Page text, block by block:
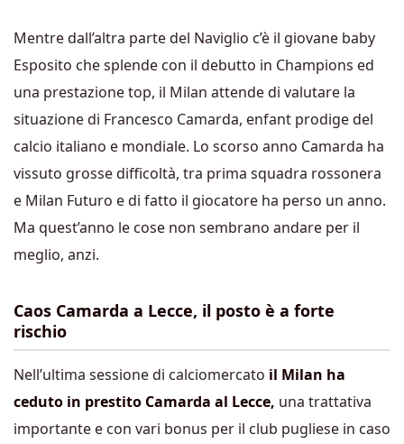
Mentre dall’altra parte del Naviglio c’è il giovane baby
Esposito che splende con il debutto in Champions ed
una prestazione top, il Milan attende di valutare la
situazione di Francesco Camarda, enfant prodige del
calcio italiano e mondiale. Lo scorso anno Camarda ha
vissuto grosse difficoltà, tra prima squadra rossonera
e Milan Futuro e di fatto il giocatore ha perso un anno.
Ma quest’anno le cose non sembrano andare per il
meglio, anzi.
Caos Camarda a Lecce, il posto è a forte
rischio
Nell’ultima sessione di calciomercato il Milan ha
ceduto in prestito Camarda al Lecce, una trattativa
importante e con vari bonus per il club pugliese in caso